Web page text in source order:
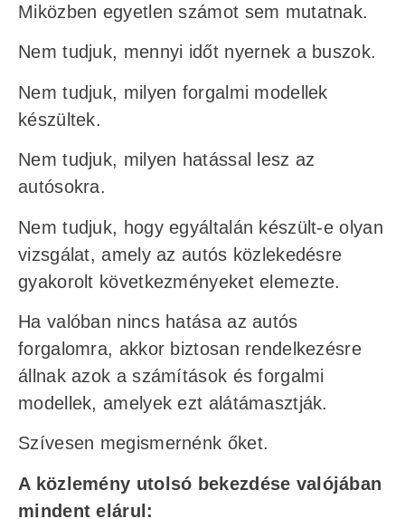
Miközben egyetlen számot sem mutatnak.
Nem tudjuk, mennyi időt nyernek a buszok.
Nem tudjuk, milyen forgalmi modellek
készültek.
Nem tudjuk, milyen hatással lesz az
autósokra.
Nem tudjuk, hogy egyáltalán készült-e olyan
vizsgálat, amely az autós közlekedésre
gyakorolt következményeket elemezte.
Ha valóban nincs hatása az autós
forgalomra, akkor biztosan rendelkezésre
állnak azok a számítások és forgalmi
modellek, amelyek ezt alátámasztják.
Szívesen megismernénk őket.
A közlemény utolsó bekezdése valójában
mindent elárul: